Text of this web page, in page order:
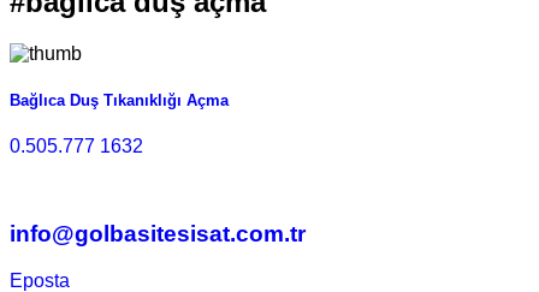
Bağlıca Duş Tıkanıklığı Açma
0.505.777 1632
info@golbasitesisat.com.tr
Eposta